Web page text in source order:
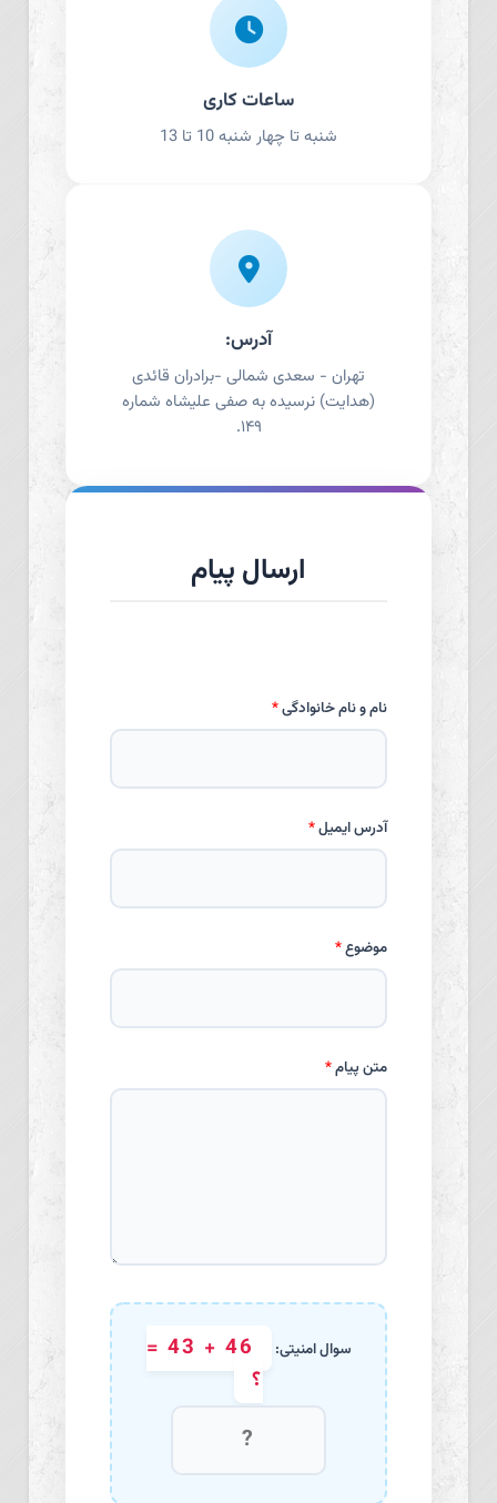
ساعات کاری
شنبه تا چهار شنبه 10 تا 13
آدرس:
تهران - سعدی شمالی -برادران قائدی
(هدایت) نرسیده به صفی علیشاه شماره
۱۴۹.
ارسال پیام
نام و نام خانوادگی*
آدرس ایمیل*
موضوع*
متن پیام*
سوال امنیتی:
46 + 43 =
؟